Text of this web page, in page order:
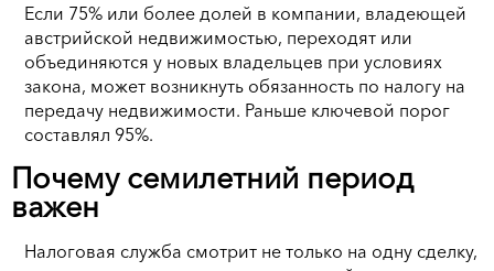
Если 75% или более долей в компании, владеющей
австрийской недвижимостью, переходят или
объединяются у новых владельцев при условиях
закона, может возникнуть обязанность по налогу на
передачу недвижимости. Раньше ключевой порог
составлял 95%.
Почему семилетний период
важен
Налоговая служба смотрит не только на одну сделку,